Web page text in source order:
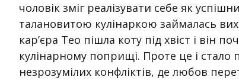
чоловік зміг реалізувати себе як
талановитою кулінаркою займалась
кар’єра Тео пішла коту під хвіст і він
кулінарному поприщі. Проте це і стало
незрозумілих конфліктів, де любов